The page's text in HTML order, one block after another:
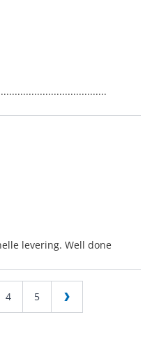
levering. Well done
pagina
Pagina
4 Pagina
5 Pagina